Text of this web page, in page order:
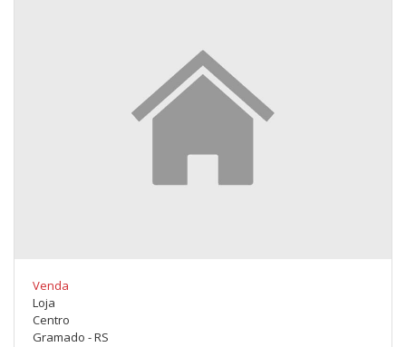
Venda
Loja
Centro
Gramado - RS